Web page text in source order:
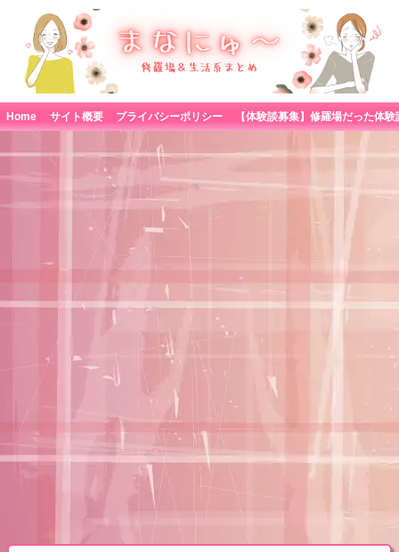
Home サイト概要 プライバシーポリシー